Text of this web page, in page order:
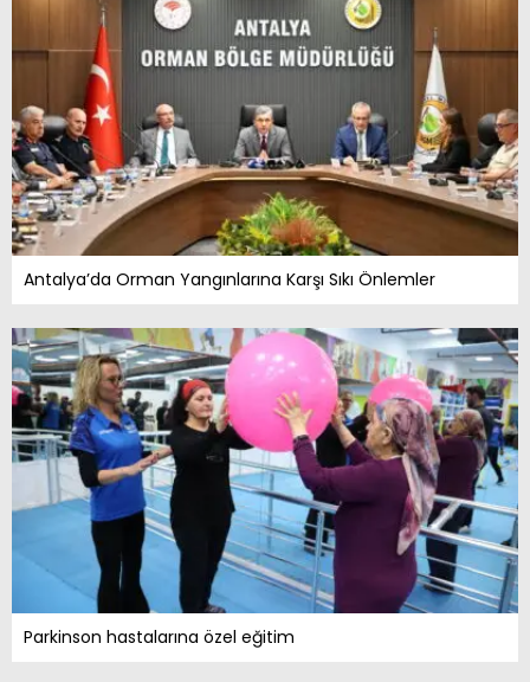
Antalya’da Orman Yangınlarına Karşı Sıkı Önlemler
Parkinson hastalarına özel eğitim